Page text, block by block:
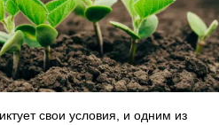
свои условия, и одним из